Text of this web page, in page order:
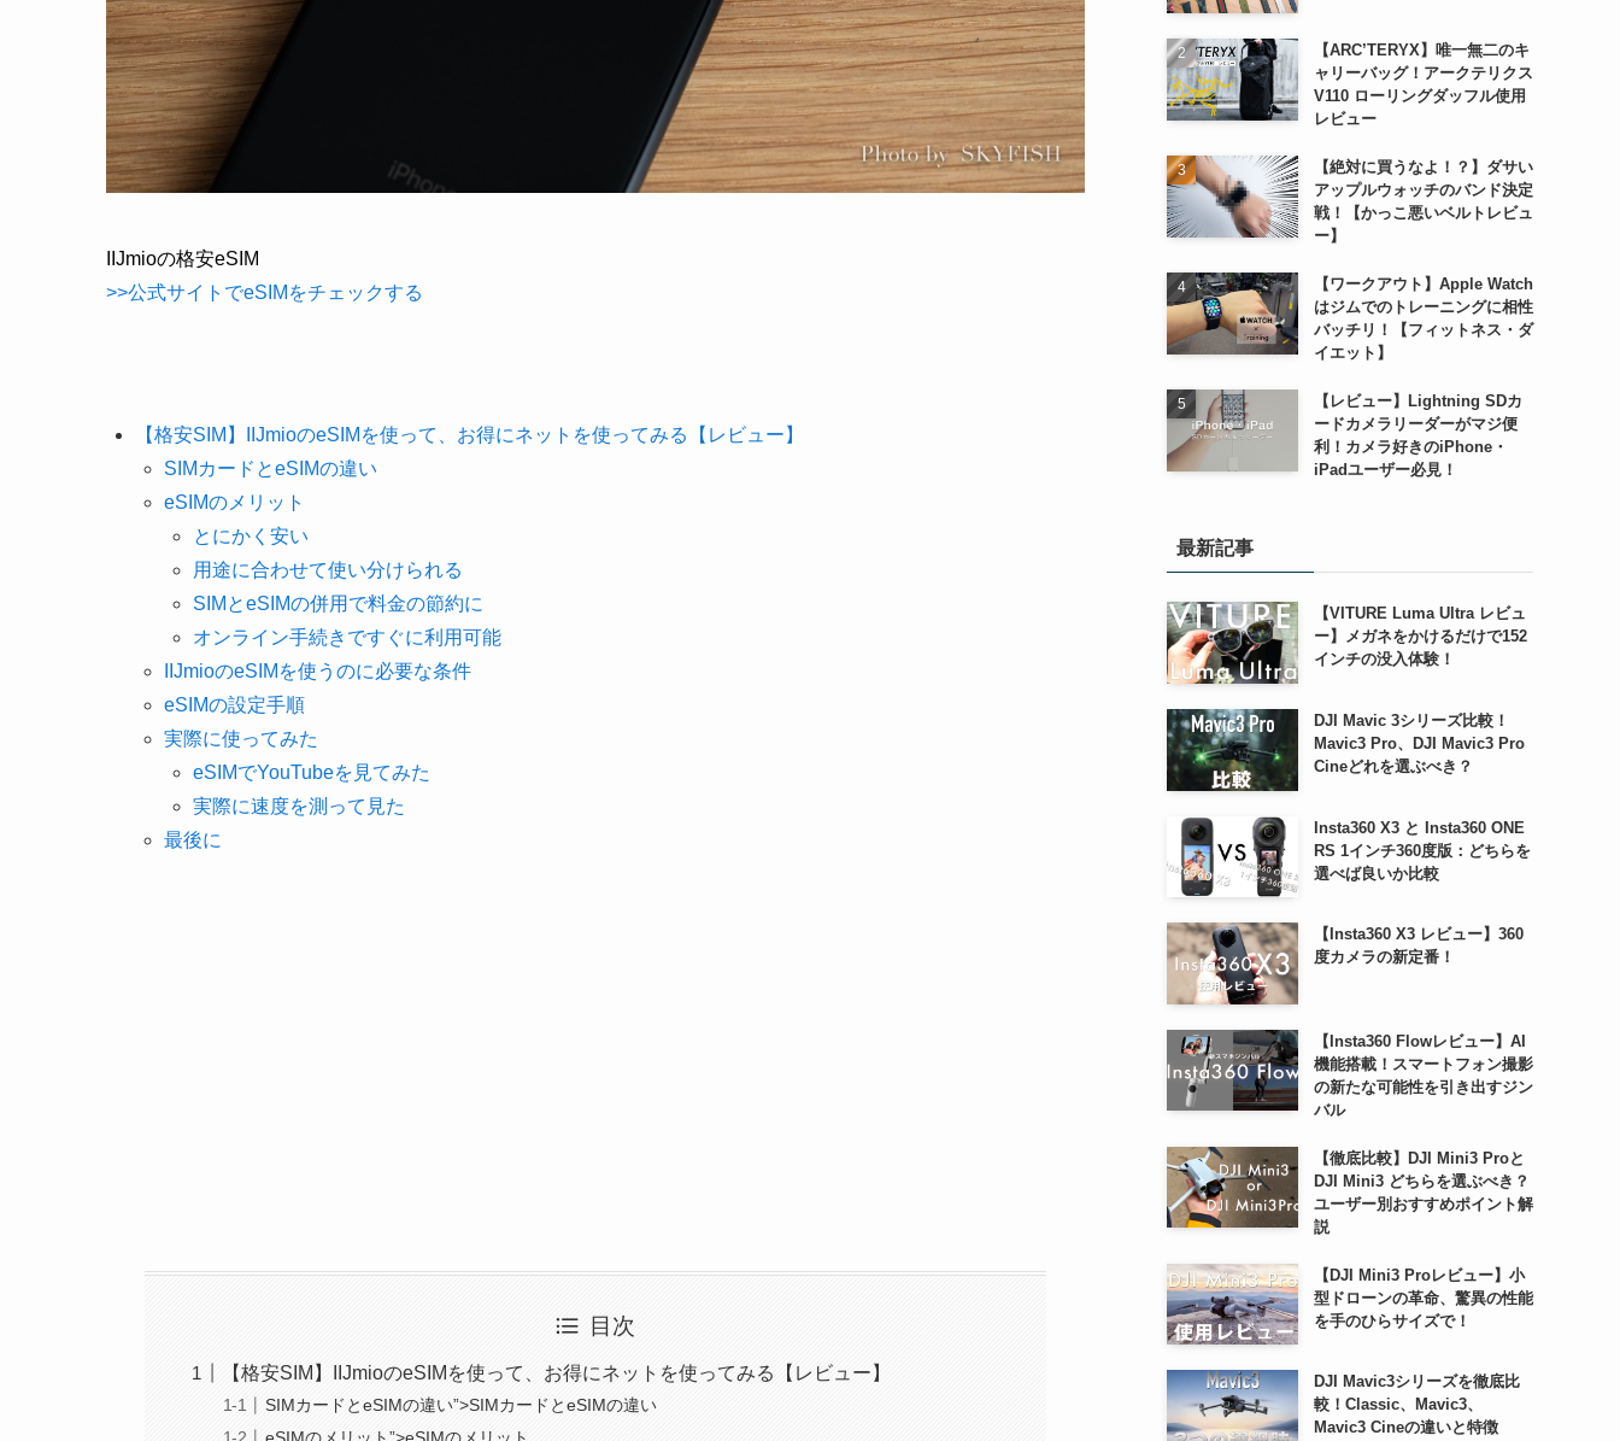
IIJmioの格安eSIM
>>公式サイトでeSIMをチェックする
【格安SIM】IIJmioのeSIMを使って、お得にネットを使ってみる【レビュー】
SIMカードとeSIMの違い
eSIMのメリット
とにかく安い
用途に合わせて使い分けられる
SIMとeSIMの併用で料金の節約に
オンライン手続きですぐに利用可能
IIJmioのeSIMを使うのに必要な条件
eSIMの設定手順
実際に使ってみた
eSIMでYouTubeを見てみた
実際に速度を測って見た
最後に
目次
【格安SIM】IIJmioのeSIMを使って、お得にネットを使ってみる【レビュー】
SIMカードとeSIMの違い”>SIMカードとeSIMの違い
【ARC’TERYX】唯一無二のキ
ャリーバッグ！アークテリクス
V110 ローリングダッフル使用
レビュー
【絶対に買うなよ！？】ダサい
アップルウォッチのバンド決定
戦！【かっこ悪いベルトレビュ
ー】
【ワークアウト】Apple Watch
はジムでのトレーニングに相性
バッチリ！【フィットネス・ダ
イエット】
【レビュー】Lightning SDカ
ードカメラリーダーがマジ便
利！カメラ好きのiPhone・
iPadユーザー必見！
最新記事
【VITURE Luma Ultra レビュ
ー】メガネをかけるだけで152
インチの没入体験！
DJI Mavic 3シリーズ比較！
Mavic3 Pro、DJI Mavic3 Pro
Cineどれを選ぶべき？
Insta360 X3 と Insta360 ONE
RS 1インチ360度版：どちらを
選べば良いか比較
【Insta360 X3 レビュー】360
度カメラの新定番！
【Insta360 Flowレビュー】AI
機能搭載！スマートフォン撮影
の新たな可能性を引き出すジン
バル
【徹底比較】DJI Mini3 Proと
DJI Mini3 どちらを選ぶべき？
ユーザー別おすすめポイント解
説
【DJI Mini3 Proレビュー】小
型ドローンの革命、驚異の性能
を手のひらサイズで！
DJI Mavic3シリーズを徹底比
較！Classic、Mavic3、
Mavic3 Cineの違いと特徴